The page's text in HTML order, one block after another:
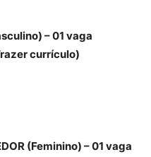
– 01 vaga
currículo)
(Feminino) – 01 vaga